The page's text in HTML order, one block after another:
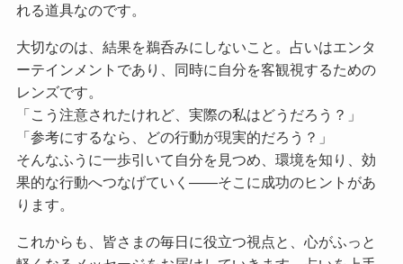
れる道具なのです。
大切なのは、結果を鵜呑みにしないこと。占いはエンタ
ーテインメントであり、同時に自分を客観視するための
レンズです。
「こう注意されたけれど、実際の私はどうだろう？」
「参考にするなら、どの行動が現実的だろう？」
そんなふうに一歩引いて自分を見つめ、環境を知り、効
果的な行動へつなげていく——そこに成功のヒントがあ
ります。
これからも、皆さまの毎日に役立つ視点と、心がふっと